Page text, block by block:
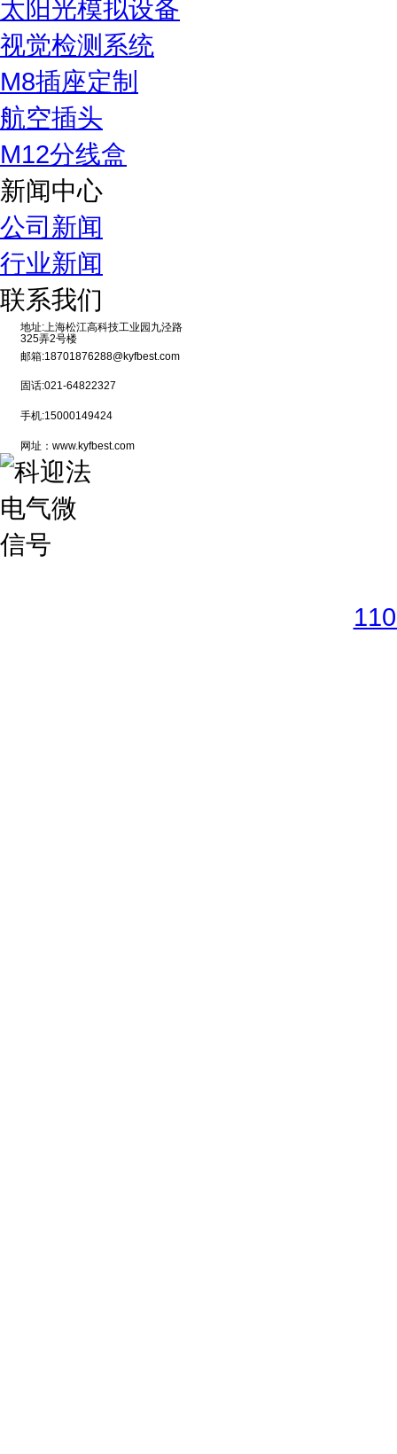
太阳光模拟设备
视觉检测系统
M8插座定制
航空插头
M12分线盒
新闻中心
公司新闻
行业新闻
联系我们
地址:上海松江高科技工业园九泾路
325弄2号楼
邮箱:18701876288@kyfbest.com
固话:021-64822327
手机:15000149424
网址：www.kyfbest.com